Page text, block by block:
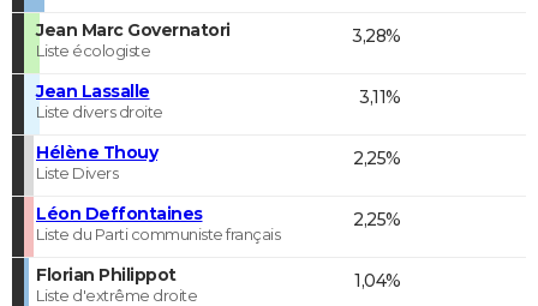
Jean Marc Governatori
Liste écologiste
3,28%
Jean Lassalle
Liste divers droite
3,11%
Hélène Thouy
Liste Divers
2,25%
Léon Deffontaines
Liste du Parti communiste français
2,25%
Florian Philippot
Liste d'extrême droite
1,04%